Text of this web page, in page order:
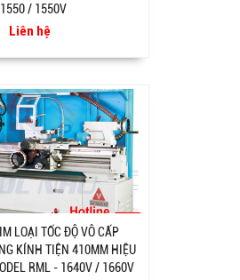
/ 1550V
Liên hệ
LOẠI TỐC ĐỘ VÔ CẤP
KÍNH TIỆN 410MM HIỆU
RML - 1640V / 1660V